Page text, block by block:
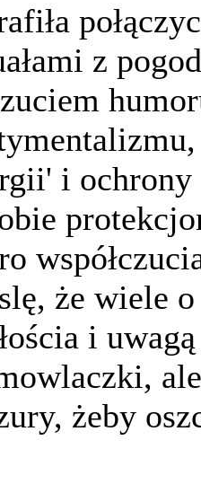
z
i ochrony
że wiele
i
żeby